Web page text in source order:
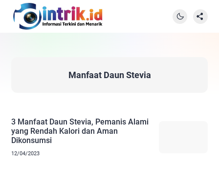
Manfaat Daun Stevia
3 Manfaat Daun Stevia, Pemanis Alami
yang Rendah Kalori dan Aman
Dikonsumsi
12/04/2023